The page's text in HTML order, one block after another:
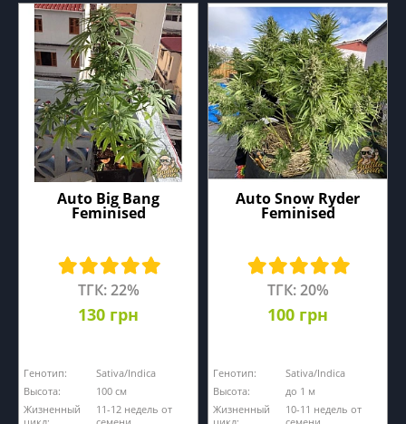
Auto Big Bang
Feminised
ТГК: 22%
130 грн
Генотип:
Sativa/Indica
Высота:
100 см
Жизненный
11-12 недель от
Auto Snow Ryder
Feminised
ТГК: 20%
100 грн
Генотип:
Sativa/Indica
Высота:
до 1 м
Жизненный
10-11 недель от